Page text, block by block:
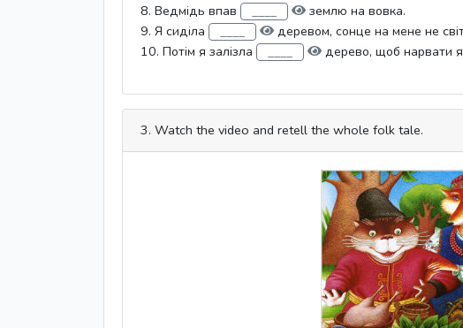
8. Ведмідь впав
землю на вовка.
9. Я сиділа
деревом, сонце на мене не
10. Потім я залізла
дерево, щоб нарвати
3. Watch the video and retell the whole folk tale.